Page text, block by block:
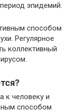
эпидемий.
способом
Регулярное
коллективный
к человеку и
способом